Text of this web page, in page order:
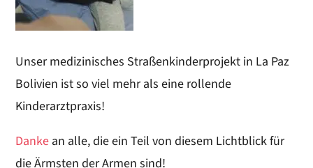
Unser medizinisches Straßenkinderprojekt in La Paz
Bolivien ist so viel mehr als eine rollende
Kinderarztpraxis!
Danke an alle, die ein Teil von diesem Lichtblick für
die Ärmsten der Armen sind!